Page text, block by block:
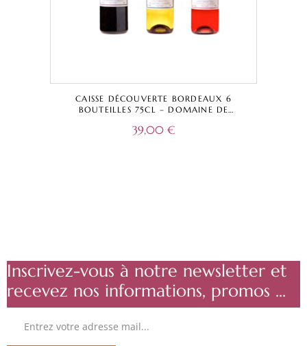
CAISSE DÉCOUVERTE BORDEAUX 6
BOUTEILLES 75CL – DOMAINE DE
BORDEAUX A.O.C.
39,00 €
Inscrivez-vous à notre newsletter et
recevez nos informations, promos ...